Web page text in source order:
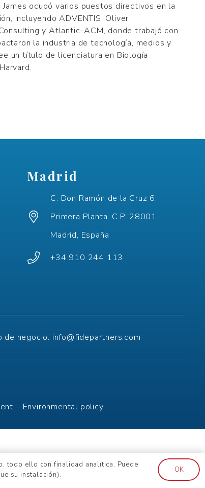
ocupó varios puestos directivos en la
incluyendo ADVENTIS, Oliver
y Atlantic-ACM, donde trabajó con
la industria de tecnología, medios y
un título de licenciatura en Biología
Madrid
C. Don Ramón de la Cruz 6,
Primera Planta, C.P. 28001.
Madrid, España
+34 910 244 113
de negocio: info@fidepartners.com
– Environmental policy
todo ello con finalidad analítica. Puede
su instalación).
OK